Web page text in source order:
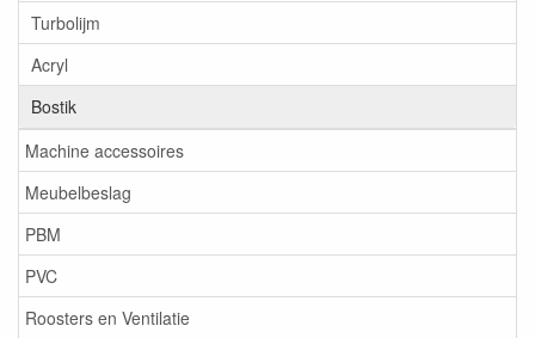
Turbolijm
Acryl
Bostik
Machine accessoires
Meubelbeslag
PBM
PVC
Roosters en Ventilatie